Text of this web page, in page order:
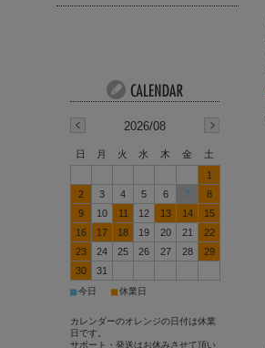
2026/08
日 月 火 水 木 金
土
1
2
3 4 5 6 7
8
9
10 11 12 13 14
15
16
17 18 19 20 21
22
23
24 25 26 27 28
29
30
31
■今日 ■休業日
カレンダーのオレンジの日付は休業
日です。
サポート・発送はお休みさせて頂い